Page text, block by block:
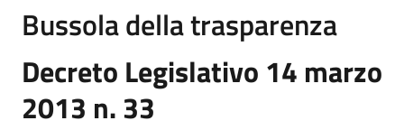
Bussola della trasparenza
Decreto Legislativo 14 marzo
2013 n. 33